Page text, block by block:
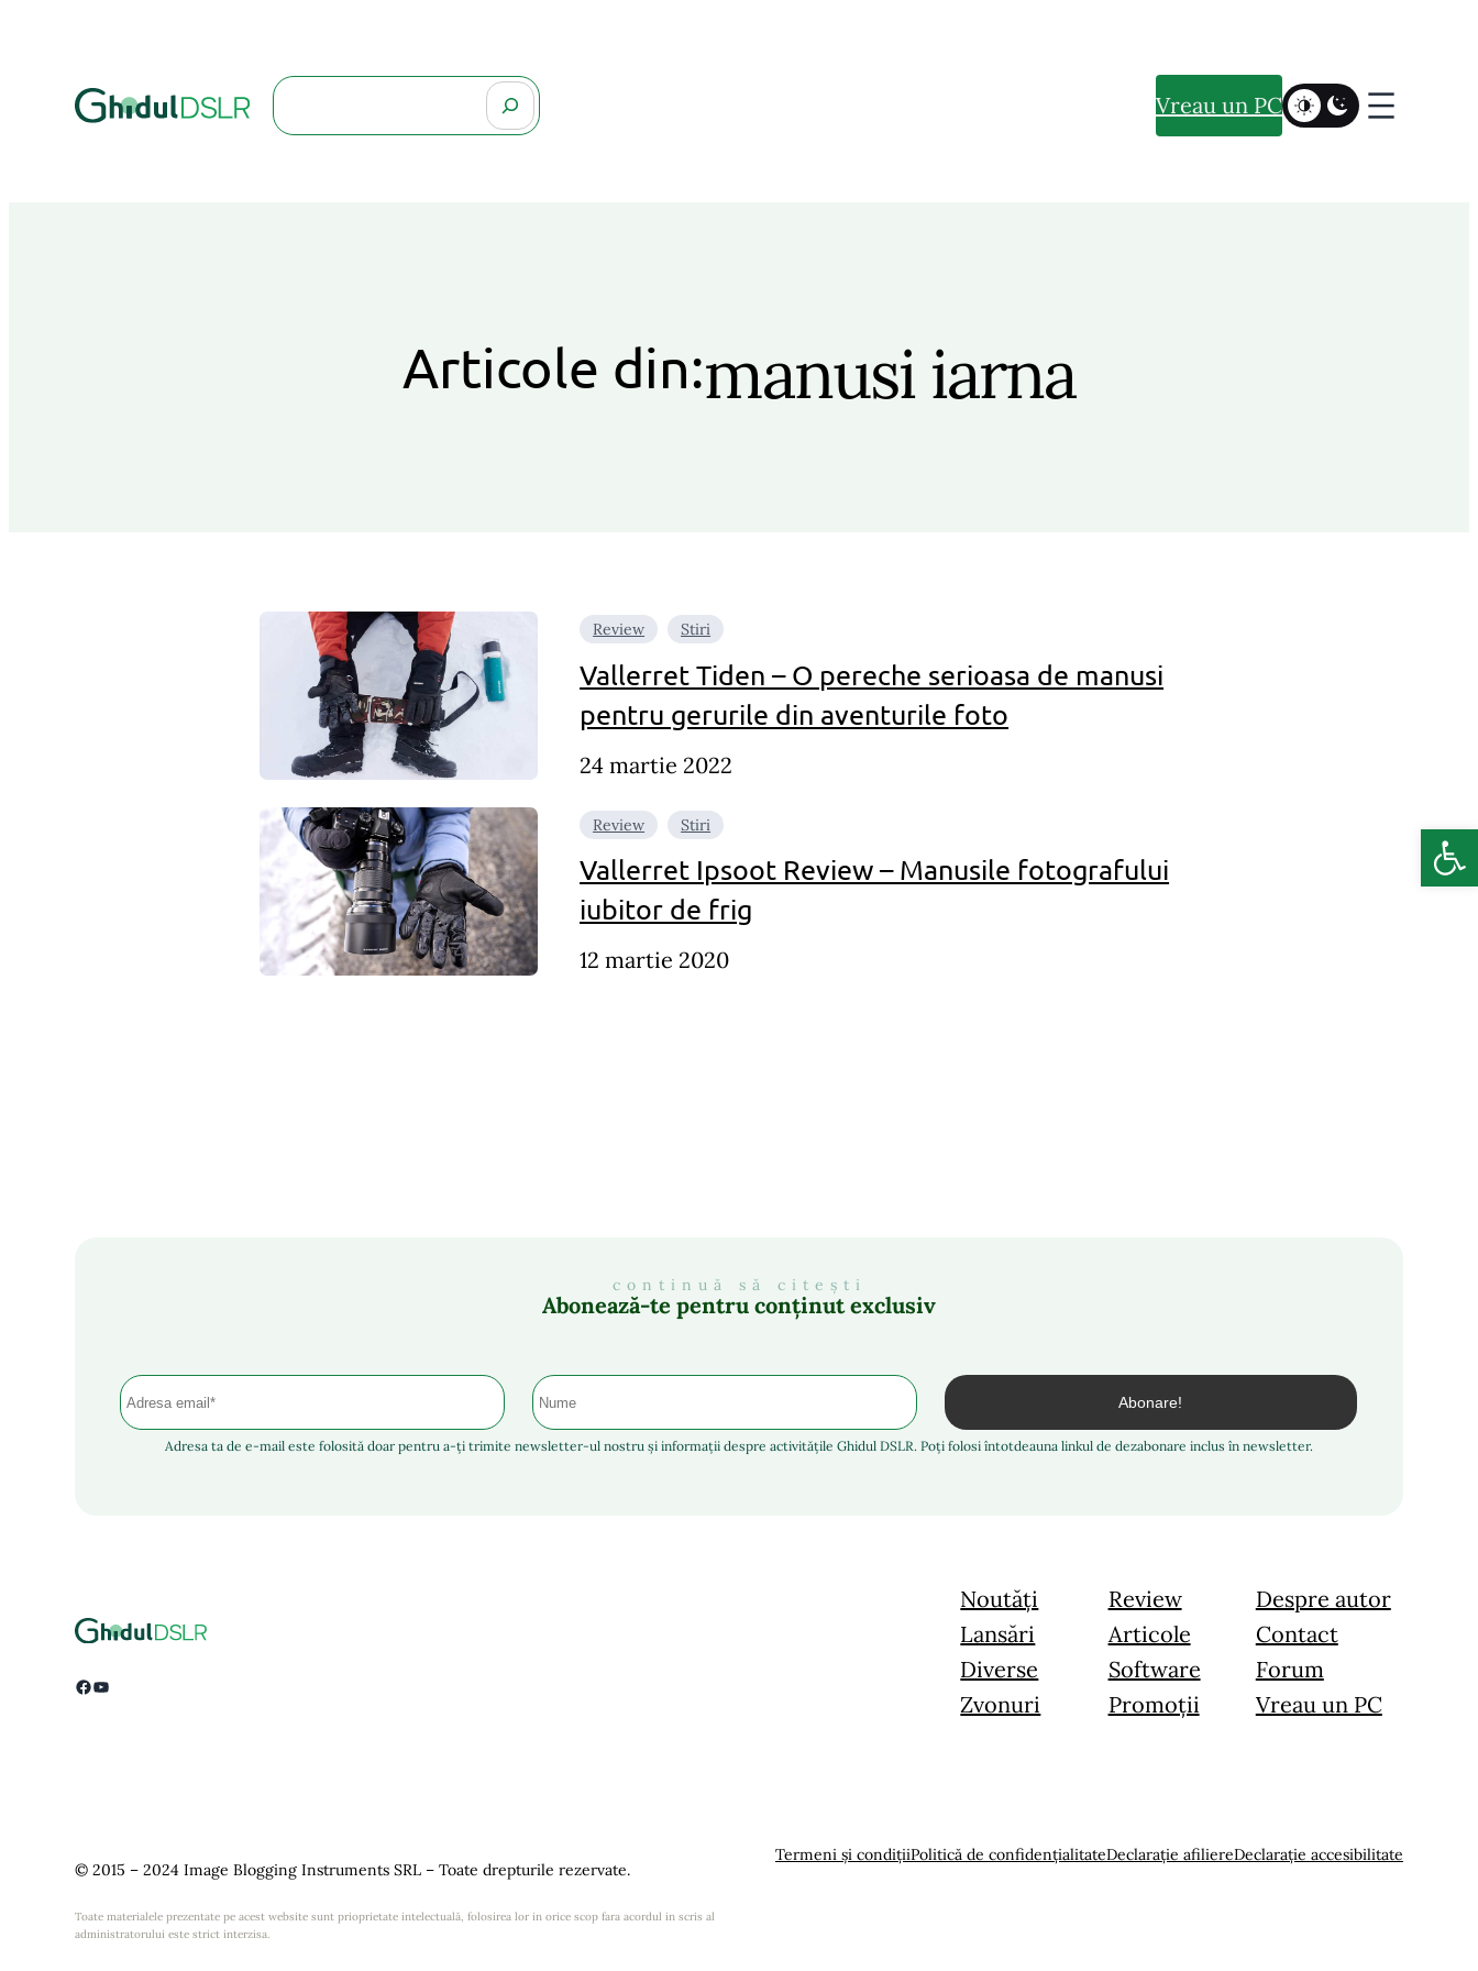
Search Vreau un PC
Articole din:manusi iarna
Review Stiri
Vallerret Tiden – O pereche serioasa de manusi
pentru gerurile din aventurile foto
24 martie 2022
Review Stiri
Vallerret Ipsoot Review – Manusile fotografului
iubitor de frig
12 martie 2020
continuă să citești
Abonează-te pentru conținut exclusiv
Adresa ta de e-mail este folosită doar pentru a-ți trimite newsletter-ul nostru și informații despre activitățile Ghidul DSLR. Poți folosi întotdeauna linkul de dezabonare inclus în newsletter.
Facebook YouTube
Noutăți
Lansări
Diverse
Zvonuri
Review
Articole
Software
Promoții
Despre autor
Contact
Forum
Vreau un PC
© 2015 – 2024 Image Blogging Instruments SRL – Toate drepturile rezervate.
Toate materialele prezentate pe acest website sunt prioprietate intelectuală, folosirea lor in orice scop fara acordul in scris al
administratorului este strict interzisa.
Termeni și condițiiPolitică de confidențialitateDeclarație afiliereDeclarație accesibilitate